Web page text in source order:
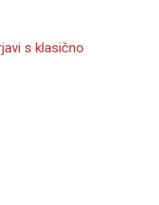
s klasično